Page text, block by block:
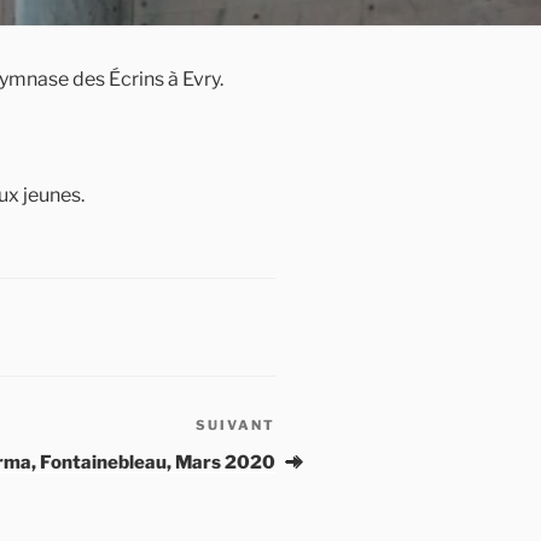
des Écrins à Evry.
jeunes.
suivant
SUIVANT
Fontainebleau, Mars 2020